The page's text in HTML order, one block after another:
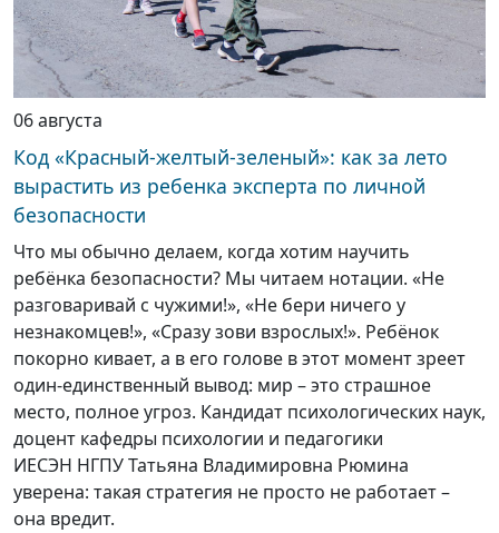
06 августа
Код «Красный-желтый-зеленый»: как за лето
вырастить из ребенка эксперта по личной
безопасности
Что мы обычно делаем, когда хотим научить
ребёнка безопасности? Мы читаем нотации. «Не
разговаривай с чужими!», «Не бери ничего у
незнакомцев!», «Сразу зови взрослых!». Ребёнок
покорно кивает, а в его голове в этот момент зреет
один-единственный вывод: мир – это страшное
место, полное угроз. Кандидат психологических наук,
доцент кафедры психологии и педагогики
ИЕСЭН НГПУ Татьяна Владимировна Рюмина
уверена: такая стратегия не просто не работает –
она вредит.